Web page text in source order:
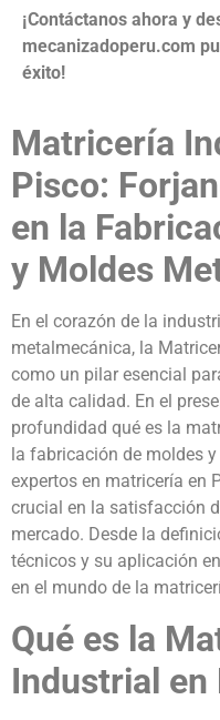
¡Contáctanos ahora y
mecanizadoperu.com
éxito!
Matricería
Pisco:
en la
y Moldes
En el corazón de la
metalmecánica, la
como un pilar esencial
de alta calidad. En el
profundidad qué es la
la fabricación de moldes
expertos en matricería en
crucial en la satisfacción
mercado. Desde la
técnicos y su aplicación
en el mundo de la
Qué es la
Industrial en